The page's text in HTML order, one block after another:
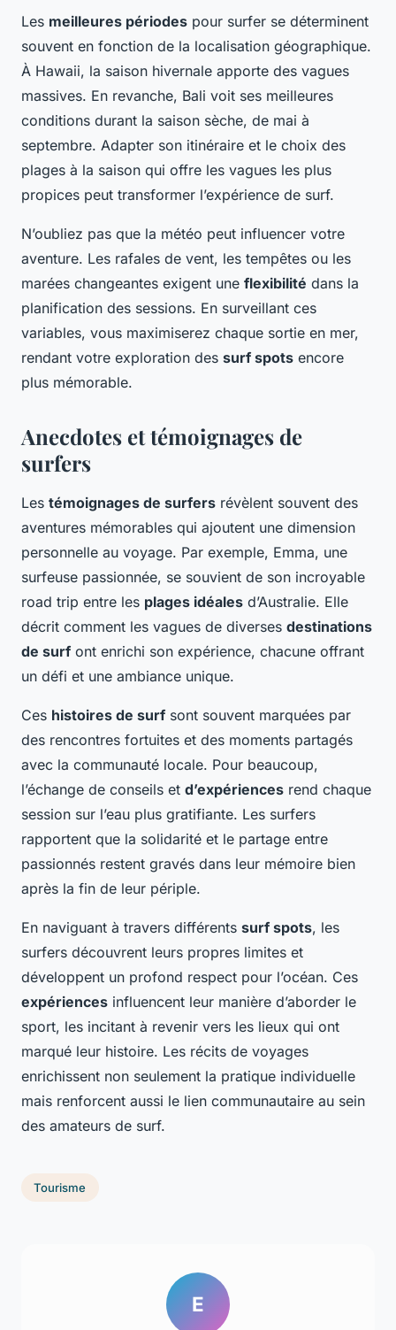
Les meilleures périodes pour surfer se déterminent
souvent en fonction de la localisation géographique.
À Hawaii, la saison hivernale apporte des vagues
massives. En revanche, Bali voit ses meilleures
conditions durant la saison sèche, de mai à
septembre. Adapter son itinéraire et le choix des
plages à la saison qui offre les vagues les plus
propices peut transformer l’expérience de surf.
N’oubliez pas que la météo peut influencer votre
aventure. Les rafales de vent, les tempêtes ou les
marées changeantes exigent une flexibilité dans la
planification des sessions. En surveillant ces
variables, vous maximiserez chaque sortie en mer,
rendant votre exploration des surf spots encore
plus mémorable.
Anecdotes et témoignages de
surfers
Les témoignages de surfers révèlent souvent des
aventures mémorables qui ajoutent une dimension
personnelle au voyage. Par exemple, Emma, une
surfeuse passionnée, se souvient de son incroyable
road trip entre les plages idéales d’Australie. Elle
décrit comment les vagues de diverses destinations
de surf ont enrichi son expérience, chacune offrant
un défi et une ambiance unique.
Ces histoires de surf sont souvent marquées par
des rencontres fortuites et des moments partagés
avec la communauté locale. Pour beaucoup,
l’échange de conseils et d’expériences rend chaque
session sur l’eau plus gratifiante. Les surfers
rapportent que la solidarité et le partage entre
passionnés restent gravés dans leur mémoire bien
après la fin de leur périple.
En naviguant à travers différents surf spots, les
surfers découvrent leurs propres limites et
développent un profond respect pour l’océan. Ces
expériences influencent leur manière d’aborder le
sport, les incitant à revenir vers les lieux qui ont
marqué leur histoire. Les récits de voyages
enrichissent non seulement la pratique individuelle
mais renforcent aussi le lien communautaire au sein
des amateurs de surf.
Tourisme
E